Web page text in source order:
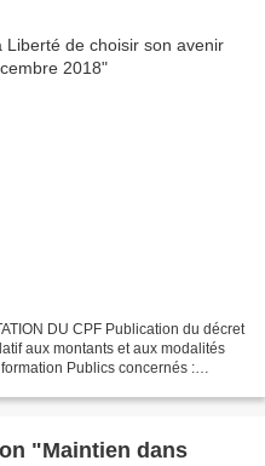
DU CPF Publication du décret
aux montants et aux modalités
Publics concernés :
"Maintien dans